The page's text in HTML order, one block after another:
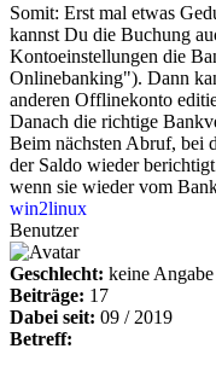
Somit: Erst mal etwas
kannst Du die Buchung
Kontoeinstellungen die
Onlinebanking"). Dann
anderen Offlinekonto
Danach die richtige
Beim nächsten Abruf, bei
der Saldo wieder
wenn sie wieder vom
win2linux
Benutzer
Geschlecht: keine Angabe
Beiträge: 17
Dabei seit: 09 / 2019
Betreff: